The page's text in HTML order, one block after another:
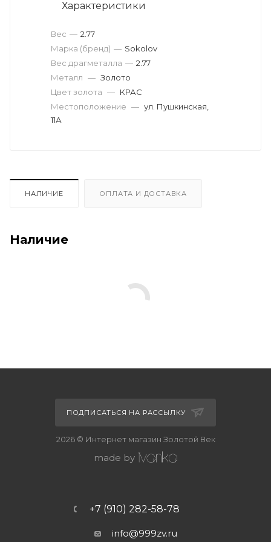
Характеристики
Вес драгметалла — 2.77
Марка (бренд) — Sokolov
Вес — 2.77
Металл — Золото
Цвет золота — КРАС
Местоположение — ул. Пушкинская,
11А
НАЛИЧИЕ ОПЛАТА И ДОСТАВКА
Наличие
ПОДПИСАТЬСЯ НА РАССЫЛКУ
2026 © Интернет магазин Золотой Век
made by
+7 (910) 282-58-78
info@999zv.ru